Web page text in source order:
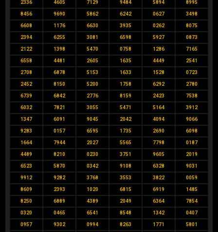
2336 4605 7129 9484 5894 8995
8456 9690 5862 6242 0627 3498
6608 1176 6630 3935 0262 8075
2394 6255 3081 6598 5927 0873
2122 1398 5470 0758 1286 7165
6558 4481 2605 1635 4449 2541
2708 6878 5153 1633 1528 0723
2452 8150 5200 1758 6292 2780
6739 6842 2776 8159 2423 7538
6032 7821 3055 5471 5164 3912
1347 6091 9045 2042 4094 9066
9283 0157 6595 1735 2690 6098
1664 7944 2027 5565 7798 0187
4489 8210 0230 3751 9605 2019
6523 5870 0342 9108 6328 9031
9912 9282 3768 3553 3822 0059
8609 2393 1020 6815 6919 1485
8250 6889 4389 2049 6364 7854
0320 0465 6541 8548 1342 0407
0957 9302 0994 8263 1771 5801